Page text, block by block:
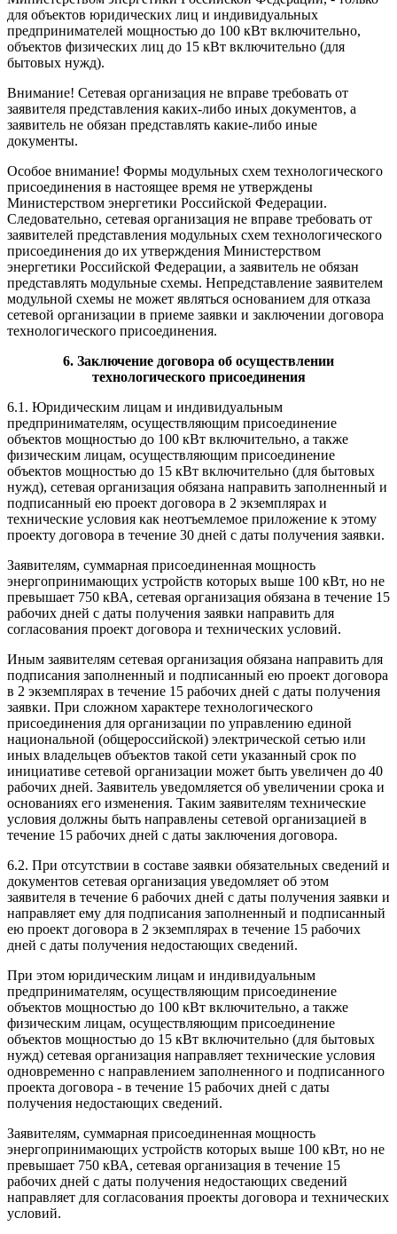
для объектов юридических лиц и индивидуальных
предпринимателей мощностью до 100 кВт включительно,
объектов физических лиц до 15 кВт включительно (для
бытовых нужд).
Внимание! Сетевая организация не вправе требовать от
заявителя представления каких-либо иных документов, а
заявитель не обязан представлять какие-либо иные
документы.
Особое внимание! Формы модульных схем технологического
присоединения в настоящее время не утверждены
Министерством энергетики Российской Федерации.
Следовательно, сетевая организация не вправе требовать от
заявителей представления модульных схем технологического
присоединения до их утверждения Министерством
энергетики Российской Федерации, а заявитель не обязан
представлять модульные схемы. Непредставление заявителем
модульной схемы не может являться основанием для отказа
сетевой организации в приеме заявки и заключении договора
технологического присоединения.
6. Заключение договора об осуществлении
технологического присоединения
6.1. Юридическим лицам и индивидуальным
предпринимателям, осуществляющим присоединение
объектов мощностью до 100 кВт включительно, а также
физическим лицам, осуществляющим присоединение
объектов мощностью до 15 кВт включительно (для бытовых
нужд), сетевая организация обязана направить заполненный и
подписанный ею проект договора в 2 экземплярах и
технические условия как неотъемлемое приложение к этому
проекту договора в течение 30 дней с даты получения заявки.
Заявителям, суммарная присоединенная мощность
энергопринимающих устройств которых выше 100 кВт, но не
превышает 750 кВА, сетевая организация обязана в течение 15
рабочих дней с даты получения заявки направить для
согласования проект договора и технических условий.
Иным заявителям сетевая организация обязана направить для
подписания заполненный и подписанный ею проект договора
в 2 экземплярах в течение 15 рабочих дней с даты получения
заявки. При сложном характере технологического
присоединения для организации по управлению единой
национальной (общероссийской) электрической сетью или
иных владельцев объектов такой сети указанный срок по
инициативе сетевой организации может быть увеличен до 40
рабочих дней. Заявитель уведомляется об увеличении срока и
основаниях его изменения. Таким заявителям технические
условия должны быть направлены сетевой организацией в
течение 15 рабочих дней с даты заключения договора.
6.2. При отсутствии в составе заявки обязательных сведений и
документов сетевая организация уведомляет об этом
заявителя в течение 6 рабочих дней с даты получения заявки и
направляет ему для подписания заполненный и подписанный
ею проект договора в 2 экземплярах в течение 15 рабочих
дней с даты получения недостающих сведений.
При этом юридическим лицам и индивидуальным
предпринимателям, осуществляющим присоединение
объектов мощностью до 100 кВт включительно, а также
физическим лицам, осуществляющим присоединение
объектов мощностью до 15 кВт включительно (для бытовых
нужд) сетевая организация направляет технические условия
одновременно с направлением заполненного и подписанного
проекта договора - в течение 15 рабочих дней с даты
получения недостающих сведений.
Заявителям, суммарная присоединенная мощность
энергопринимающих устройств которых выше 100 кВт, но не
превышает 750 кВА, сетевая организация в течение 15
рабочих дней с даты получения недостающих сведений
направляет для согласования проекты договора и технических
условий.